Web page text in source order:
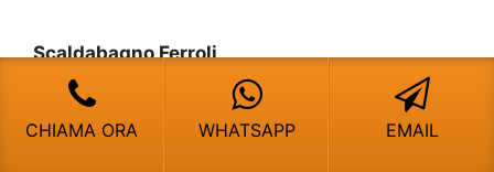
Scaldabagno Ferroli
Scaldabagno Ferroli Milano
Scaldabagno Ferroli Ripamonti Milano
CHIAMA ORA WHATSAPP EMAIL